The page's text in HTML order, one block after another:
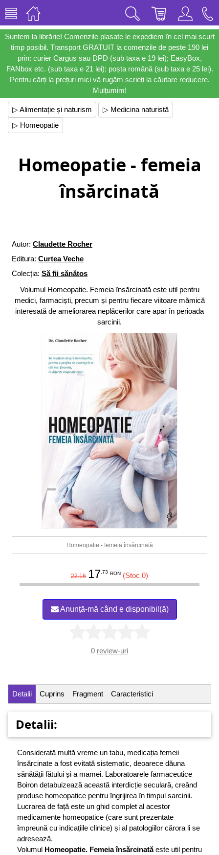
Suntem la librărie! Comenzile plasate le expediem în cel mai scurt
timp posibil. Transport GRATUIT la comenzile de peste 190 lei
prin: curier Cargus sau DPD (sub taxa e 19 lei); EasyBox,
FANbox etc. (sub taxa e 21 lei); poșta română (sub taxa e 25 lei).
Pentru cărți la prețuri mici vă rugăm scrieți la căutare reducere.
Mulțumim!
▷ Alimentație și naturism
▷ Medicina naturistă
▷ Homeopatie
Homeopatie - femeia
însărcinată
Autor: Claudette Rocher
Editura: Curtea Veche
Colecția: Să fii sănătos
Volumul Homeopatie. Femeia însărcinată este util pentru
medici, farmaciști, precum și pentru fiecare viitoare mămică
interesată de ameliorarea neplăcerilor care apar în perioada
sarcinii.
Homeopatie - femeia însărcinată
22.16 17.73 RON (Stoc 0)
Anunță-mă când e disponibil(ă)
0 review-uri
Detalii Cuprins Fragment Caracteristici
Detalii:
Considerată multă vreme un tabu, medicația femeii
însărcinate a fost evitată sistematic, deoarece dăuna
sănătății fătului și a mamei. Laboratoarele farmaceutice
Boiron detabuizează această interdicție seculară, creând
produse homeopatice pentru îngriji­rea în timpul sarcinii.
Lucrarea de față este un ghid complet al acestor
medicamente homeopatice (care sunt prezentate
împreună cu indicațiile clinice) și al patologiilor cărora li se
adresează.
Volumul Homeopatie. Femeia însărcinatăeste util pentru